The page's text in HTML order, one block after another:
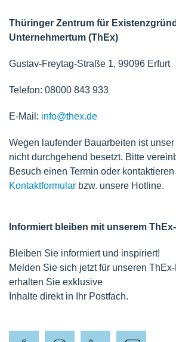
Thüringer Zentrum für
Unternehmertum (ThEx)
Gustav-Freytag-Straße 1, 99096 Erfurt
Telefon: 08000 843 933
E-Mail: info@thex.de
Wegen laufender Bauarbeiten ist
nicht durchgehend besetzt. Bitte
Besuch einen Termin oder
Kontaktformular bzw. unsere Hotline.
Informiert bleiben mit unserem
Bleiben Sie informiert und inspiriert!
Melden Sie sich jetzt für unseren
erhalten Sie exklusive
Inhalte direkt in Ihr Postfach.